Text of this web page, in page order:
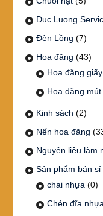
Duc Luong
Đèn Lồng (7)
Hoa đăng (43)
Hoa đăng giấy
Hoa đăng mút
Kinh sách (2)
Nến hoa đăng
Nguyên liệu làm
Sản phẩm bán sỉ
chai nhựa (0)
Chén đĩa nhựa